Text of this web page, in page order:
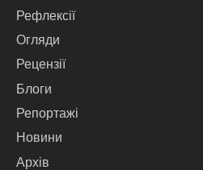
Рефлексії
Огляди
Рецензії
Блоги
Репортажі
Новини
Архів